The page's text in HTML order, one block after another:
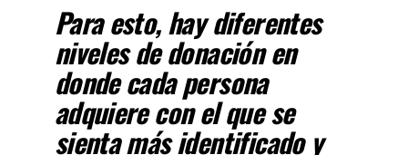
Para esto, hay diferentes
niveles de donación en
donde cada persona
adquiere con el que se
sienta más identificado y